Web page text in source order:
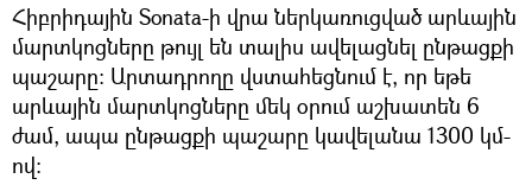
Հիբրիդային Sonata-ի վրա ներկառուցված արևային
մարտկոցները թույլ են տալիս ավելացնել ընթացքի
պաշարը։ Արտադրողը վստահեցնում է, որ եթե
արևային մարտկոցները մեկ օրում աշխատեն 6
ժամ, ապա ընթացքի պաշարը կավելանա 1300 կմ-
ով։